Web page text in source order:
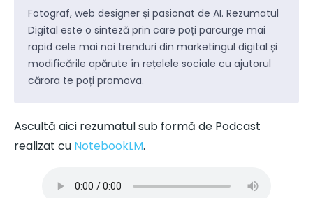
Fotograf, web designer și pasionat de AI. Rezumatul
Digital este o sinteză prin care poți parcurge mai
rapid cele mai noi trenduri din marketingul digital și
modificările apărute în rețelele sociale cu ajutorul
cărora te poți promova.
Ascultă aici rezumatul sub formă de Podcast
realizat cu NotebookLM.